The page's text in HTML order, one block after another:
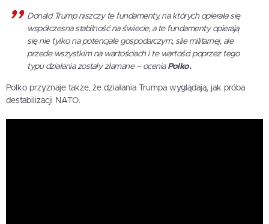
Donald Trump niszczy te fundamenty, na których opierała się
współczesna stabilność na świecie, a te fundamenty opierają
się nie tylko na potencjale gospodarczym, sile militarnej, ale
przede wszystkim na wartościach i te wartości poprzez tego
typu działania zostały złamane – ocenia Polko.
Polko przyznaje także, że działania Trumpa wyglądają, jak próba
destabilizacji NATO.